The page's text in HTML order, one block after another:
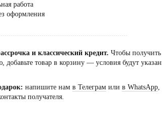
работа
оформления
и классический кредит. Чтобы
товар в корзину — условия будут
напишите нам в Телеграм или в WhatsApp,
получателя.